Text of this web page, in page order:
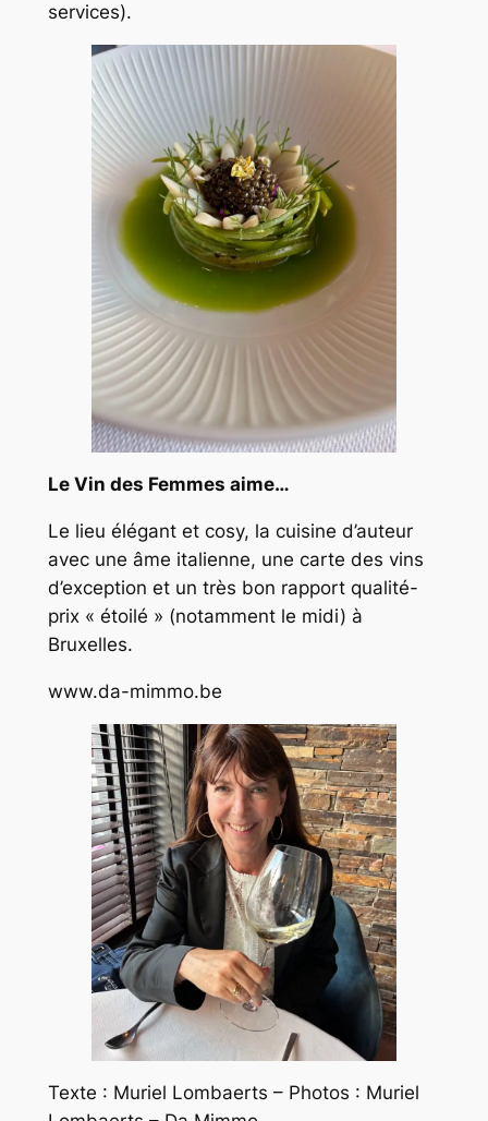
services).
Le Vin des Femmes aime…
Le lieu élégant et cosy, la cuisine d’auteur
avec une âme italienne, une carte des vins
d’exception et un très bon rapport qualité-
prix « étoilé » (notamment le midi) à
Bruxelles.
www.da-mimmo.be
Texte : Muriel Lombaerts – Photos : Muriel